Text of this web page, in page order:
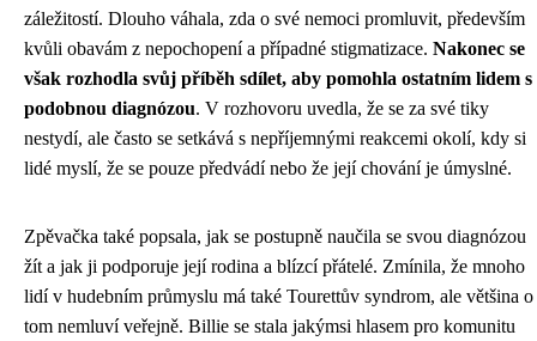
záležitostí. Dlouho váhala, zda o své nemoci promluvit, především
kvůli obavám z nepochopení a případné stigmatizace. Nakonec se
však rozhodla svůj příběh sdílet, aby pomohla ostatním lidem s
podobnou diagnózou. V rozhovoru uvedla, že se za své tiky
nestydí, ale často se setkává s nepříjemnými reakcemi okolí, kdy si
lidé myslí, že se pouze předvádí nebo že její chování je úmyslné.
Zpěvačka také popsala, jak se postupně naučila se svou diagnózou
žít a jak ji podporuje její rodina a blízcí přátelé. Zmínila, že mnoho
lidí v hudebním průmyslu má také Tourettův syndrom, ale většina o
tom nemluví veřejně. Billie se stala jakýmsi hlasem pro komunitu